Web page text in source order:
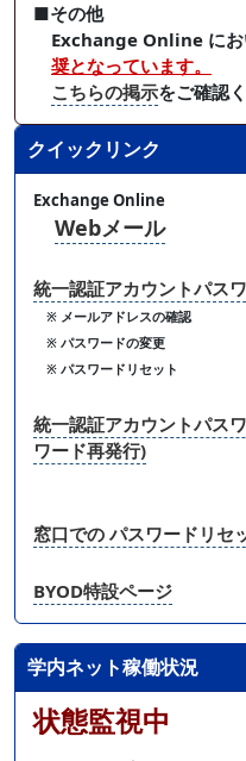
■その他
Exchange Online にお
奨となっています。
こちらの掲示をご確認
クイックリンク
Exchange Online
Webメール
統一認証アカウントパス
※ メールアドレスの確認
※ パスワードの変更
※ パスワードリセット
統一認証アカウントパス
ワード再発行)
窓口での パスワードリセ
BYOD特設ページ
学内ネット稼働状況
状態監視中